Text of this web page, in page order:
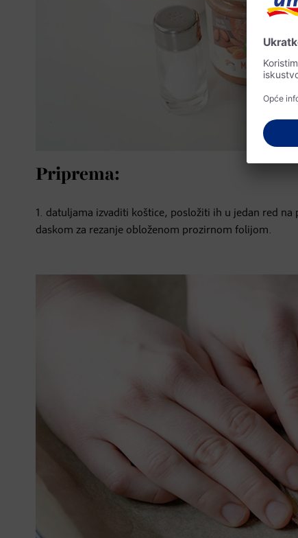
Priprema:
1. datuljama izvaditi koštice, posložiti ih u jedan red
daskom za rezanje obloženom prozirnom folijom.